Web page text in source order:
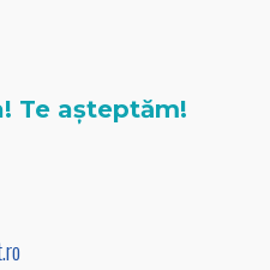
Te așteptăm!